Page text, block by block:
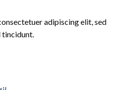
adipiscing elit, sed
tincidunt.